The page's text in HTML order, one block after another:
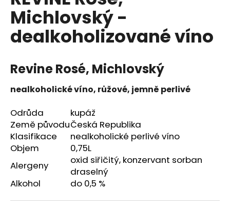
0,0
5
hvězdiček.
Michlovský -
dealkoholizované víno
Revine Rosé, Michlovský
nealkoholické víno, růžové, jemně perlivé
Odrůda
kupáž
Země původuČeská Republika
Klasifikace
nealkoholické perlivé víno
Objem
0,75L
Alergeny
oxid siřičitý, konzervant sorban
draselný
Alkohol
do 0,5 %
a
j
í
?
HLEDAT